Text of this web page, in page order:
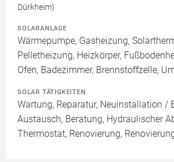
Dürkheim)
SOLARANLAGE
Wärmepumpe, Gasheizung,
Pelletheizung, Heizkörper,
Ofen, Badezimmer, Brennstoffzelle,
SOLAR TÄTIGKEITEN
Wartung, Reparatur, Neuinstallation /
Austausch, Beratung, Hydraulischer
Thermostat, Renovierung,